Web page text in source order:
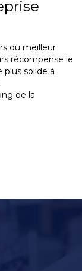
du meilleur
récompense le
plus solide à
de la